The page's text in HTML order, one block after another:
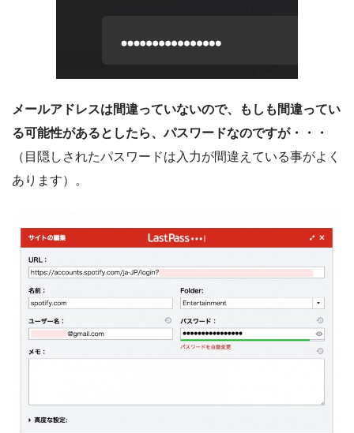
メールアドレスは間違っていないので、もしも間違ってい
る可能性があるとしたら、パスワードなのですが・・・
（目隠しされたパスワードは入力が間違えている事がよく
あります）。